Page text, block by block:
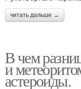
читать дальше →
В чем
и
астероиды.